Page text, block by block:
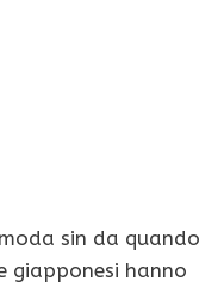
sin da quando
giapponesi hanno